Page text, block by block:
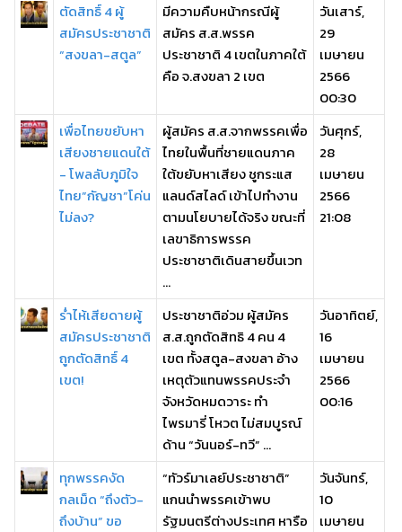
ตัดสิทธิ์ 4 ผู้
สมัครประชาชาติ
“สงขลา-สตูล”
มีความคืบหน้ากรณีผู้
สมัคร ส.ส.พรรค
ประชาชาติ 4 เขตในภาคใต้
คือ จ.สงขลา 2 เขต
วันเสาร์,
29
เมษายน
2566
00:30
เพื่อไทยขยับหา
เสียงชายแดนใต้
- โพลลับภูมิใจ
ไทย”กัญชา”โค่น
ไม่ลง?
ผู้สมัคร ส.ส.จากพรรคเพื่อ
ไทยในพื้นที่ชายแดนภาค
ใต้ขยับหาเสียง ชูกระแส
แลนด์สไลด์ เข้าไปทำงาน
ตามนโยบายได้จริง ขณะที่
เลขาธิการพรรค
ประชาชาติเดินสายขึ้นเวท
...
วันศุกร์,
28
เมษายน
2566
21:08
ร่ำไห้เสียดายผู้
สมัครประชาชาติ
ถูกตัดสิทธิ์ 4
เขต!
ประชาชาติอ่วม ผู้สมัคร
ส.ส.ถูกตัดสิทธิ 4 คน 4
เขต ทั้งสตูล-สงขลา อ้าง
เหตุตัวแทนพรรคประจำ
จังหวัดหมดวาระ ทำ
ไพรมารี่ โหวต ไม่สมบูรณ์
ด้าน “วันนอร์-ทวี” ...
วันอาทิตย์,
16
เมษายน
2566
00:16
ทุกพรรคงัด
กลเม็ด “ถึงตัว-
ถึงบ้าน” ขอ
“ทัวร์มาเลย์ประชาชาติ”
แกนนำพรรคเข้าพบ
รัฐมนตรีต่างประเทศ หารือ
วันจันทร์,
10
เมษายน